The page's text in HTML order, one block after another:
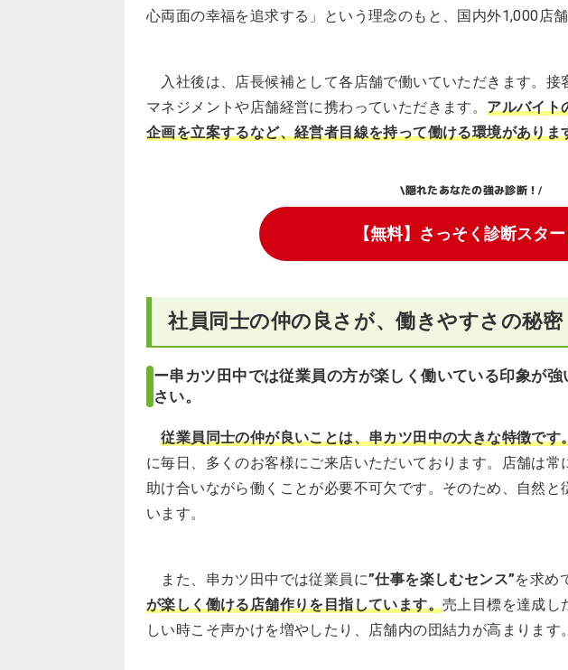
心両面の幸福を追求する」という理念のもと、国内外1,000店
入社後は、店長候補として各店舗で働いていただきます。接
マネジメントや店舗経営に携わっていただきます。 アルバイト
企画を立案するなど、経営者目線を持って働ける環境がありま
\隠れたあなたの強み診断！/
【無料】さっそく診断スター
社員同士の仲の良さが、働きやすさの秘密
ー串カツ田中では従業員の方が楽しく働いている印象が
さい。
従業員同士の仲が良いことは、串カツ田中の大きな特徴です。
に毎日、多くのお客様にご来店いただいております。店舗は常
助け合いながら働くことが必要不可欠です。そのため、自然
います。
また、串カツ田中では従業員に”仕事を楽しむセンス”を求め
が楽しく働ける店舗作りを目指しています。 売上目標を達成し
しい時こそ声かけを増やしたり、店舗内の団結力が高まります。